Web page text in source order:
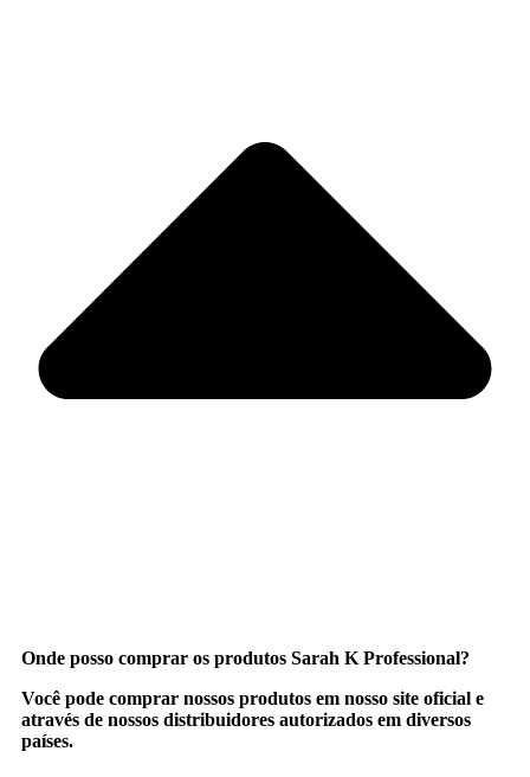
Onde posso comprar os produtos Sarah K Professional?
Você pode comprar nossos produtos em nosso site oficial e
através de nossos distribuidores autorizados em diversos
países.